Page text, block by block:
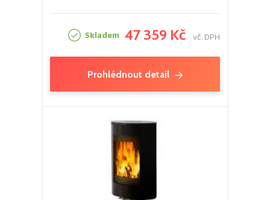
Skladem 47 359 Kč vč. DPH
Prohlédnout detail